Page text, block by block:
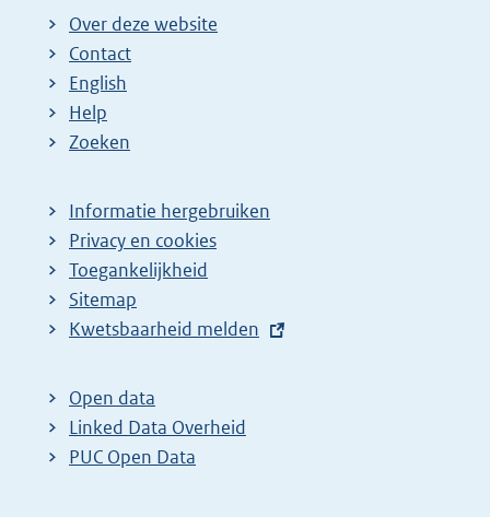
Over deze website
Contact
English
Help
Zoeken
Informatie hergebruiken
Privacy en cookies
Toegankelijkheid
Sitemap
E
t
e
r
Kwetsbaarheid melden
Open data
Linked Data Overheid
PUC Open Data